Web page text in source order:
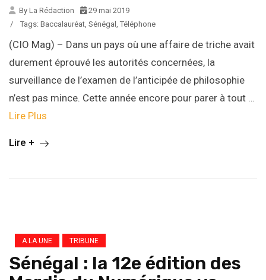
By La Rédaction
29 mai 2019
/
Tags: Baccalauréat, Sénégal , Téléphone
(CIO Mag) – Dans un pays où une affaire de triche avait
durement éprouvé les autorités concernées, la
surveillance de l’examen de l’anticipée de philosophie
n’est pas mince. Cette année encore pour parer à tout …
Lire Plus
Lire +
A LA UNE TRIBUNE
Sénégal : la 12e édition des